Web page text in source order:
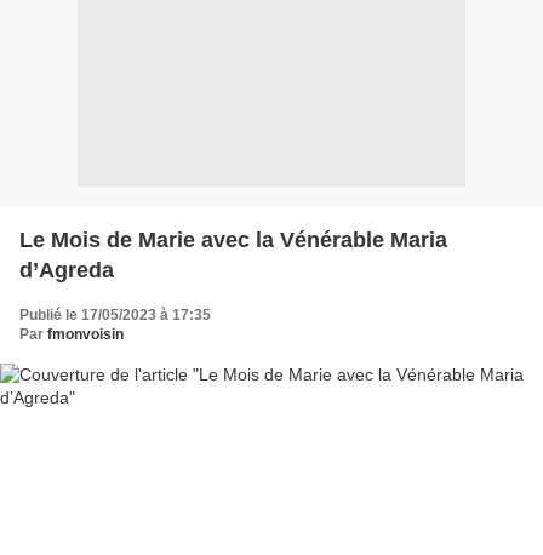
Le Mois de Marie avec la Vénérable Maria
d’Agreda
Publié le 17/05/2023 à 17:35
Par fmonvoisin